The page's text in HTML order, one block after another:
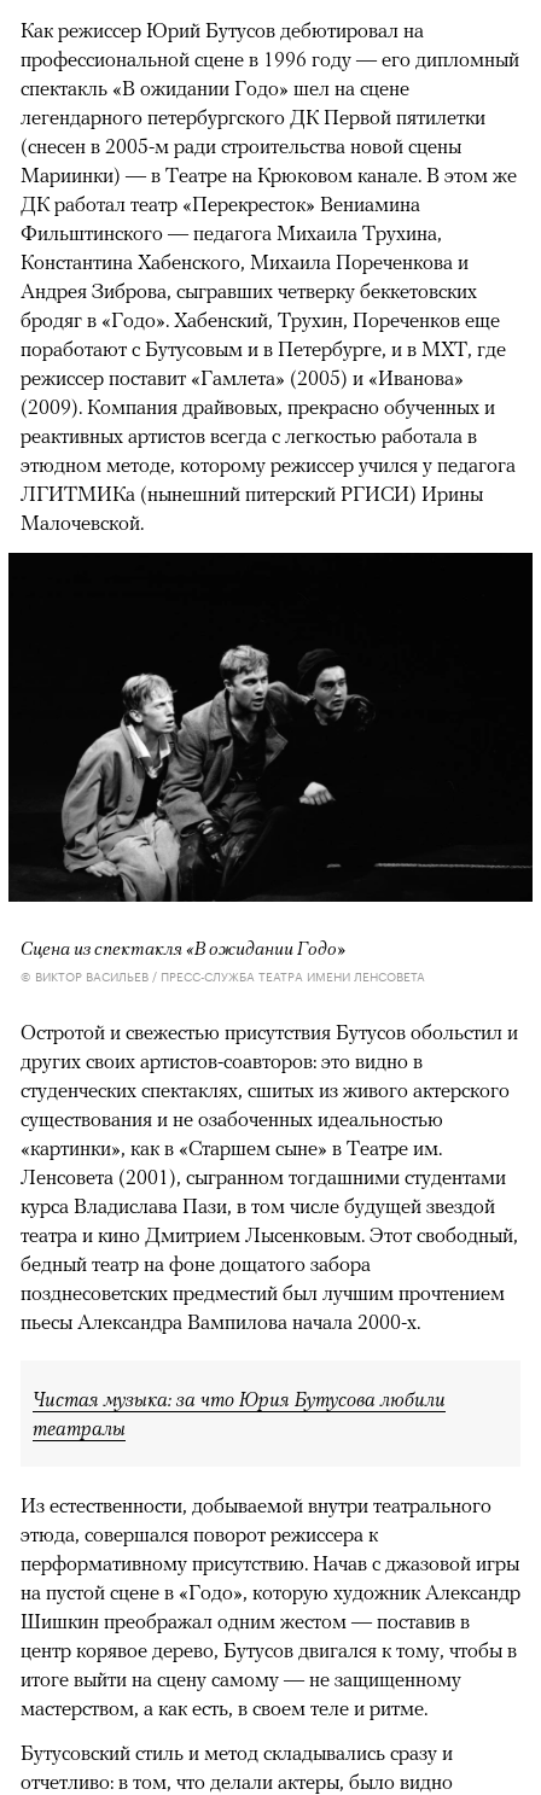
Как режиссер Юрий Бутусов дебютировал на
профессиональной сцене в 1996 году — его дипломный
спектакль «В ожидании Годо» шел на сцене
легендарного петербургского ДК Первой пятилетки
(снесен в 2005-м ради строительства новой сцены
Мариинки) — в Театре на Крюковом канале. В этом же
ДК работал театр «Перекресток» Вениамина
Фильштинского — педагога Михаила Трухина,
Константина Хабенского, Михаила Пореченкова и
Андрея Зиброва, сыгравших четверку беккетовских
бродяг в «Годо». Хабенский, Трухин, Пореченков еще
поработают с Бутусовым и в Петербурге, и в МХТ, где
режиссер поставит «Гамлета» (2005) и «Иванова»
(2009). Компания драйвовых, прекрасно обученных и
реактивных артистов всегда с легкостью работала в
этюдном методе, которому режиссер учился у педагога
ЛГИТМИКа (нынешний питерский РГИСИ) Ирины
Малочевской.
Сцена из спектакля «В ожидании Годо»
© ВИКТОР ВАСИЛЬЕВ / ПРЕСС-СЛУЖБА ТЕАТРА ИМЕНИ ЛЕНСОВЕТА
Остротой и свежестью присутствия Бутусов обольстил и
других своих артистов-соавторов: это видно в
студенческих спектаклях, сшитых из живого актерского
существования и не озабоченных идеальностью
«картинки», как в «Старшем сыне» в Театре им.
Ленсовета (2001), сыгранном тогдашними студентами
курса Владислава Пази, в том числе будущей звездой
театра и кино Дмитрием Лысенковым. Этот свободный,
бедный театр на фоне дощатого забора
позднесоветских предместий был лучшим прочтением
пьесы Александра Вампилова начала 2000-х.
Чистая музыка: за что Юрия Бутусова любили
театралы
Из естественности, добываемой внутри театрального
этюда, совершался поворот режиссера к
перформативному присутствию. Начав с джазовой игры
на пустой сцене в «Годо», которую художник Александр
Шишкин преображал одним жестом — поставив в
центр корявое дерево, Бутусов двигался к тому, чтобы в
итоге выйти на сцену самому — не защищенному
мастерством, а как есть, в своем теле и ритме.
Бутусовский стиль и метод складывались сразу и
отчетливо: в том, что делали актеры, было видно